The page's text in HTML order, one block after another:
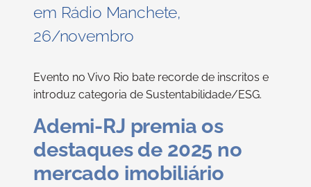
em Rádio Manchete,
26/novembro
Evento no Vivo Rio bate recorde de inscritos e
introduz categoria de Sustentabilidade/ESG.
Ademi-RJ premia os
destaques de 2025 no
mercado imobiliário